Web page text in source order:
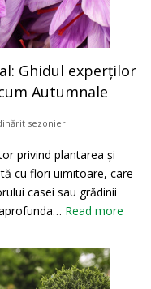
Ghidul experților
Autumnale
sezonier
privind plantarea și
cu flori uimitoare, care
casei sau grădinii
Read more